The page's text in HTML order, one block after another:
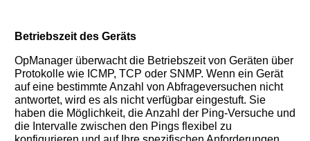
Betriebszeit des Geräts
OpManager überwacht die Betriebszeit von Geräten über
Protokolle wie ICMP, TCP oder SNMP. Wenn ein Gerät
auf eine bestimmte Anzahl von Abfrageversuchen nicht
antwortet, wird es als nicht verfügbar eingestuft. Sie
haben die Möglichkeit, die Anzahl der Ping-Versuche und
die Intervalle zwischen den Pings flexibel zu